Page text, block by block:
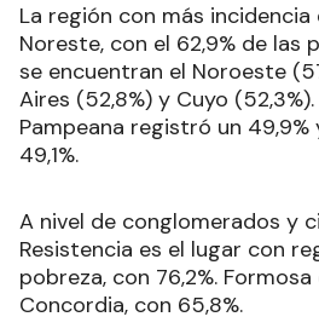
La región con más
Noreste, con el 62,9% de las
se encuentran el Noroeste
Aires (52,8%) y Cuyo (52,3%).
Pampeana registró un 49,9%
49,1%.
A nivel de conglomerados y
Resistencia es el lugar con
pobreza, con 76,2%.
Concordia, con 65,8%.